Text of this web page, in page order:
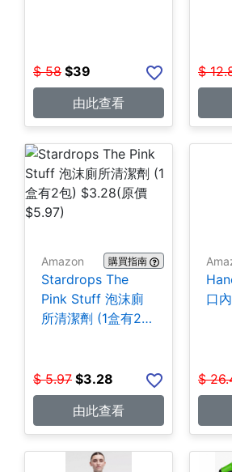
$ 58 $39
由此查看
$
Amazon 購買指南
Stardrops The
Pink Stuff 泡沫廁
所清潔劑 (1盒有2
$ 5.97 $3.28
由此查看
口
$